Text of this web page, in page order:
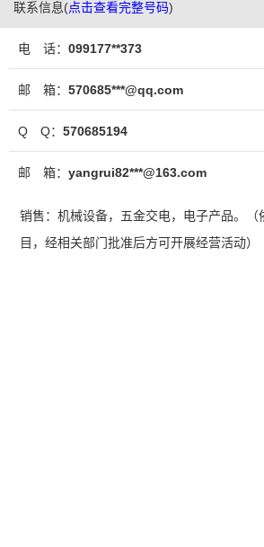
联系信息(点击查看完整号码)
电 话： 099177**373
邮 箱： 570685***@qq.com
Q Q： 570685194
邮 箱： yangrui82***@163.com
销售：机械设备，五金交电，电子产品。（
目，经相关部门批准后方可开展经营活动）